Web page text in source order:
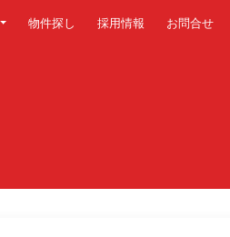
物件探し 採用情報 お問合せ